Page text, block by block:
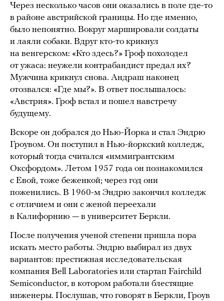
Через несколько часов они оказались в поле где-то
в районе австрийской границы. Но где именно,
было непонятно. Вокруг маршировали солдаты
и лаяли собаки. Вдруг кто-то крикнул
на венгерском: «Кто здесь?» Гроф похолодел
от ужаса: неужели контрабандист предал их?
Мужчина крикнул снова. Андраш наконец
отозвался: «Где мы?». В ответ послышалось:
«Австрия». Гроф встал и пошел навстречу
будущему.
Вскоре он добрался до Нью-Йорка и стал Эндрю
Гроувом. Он поступил в Нью-йоркский колледж,
который тогда считался «иммигрантским
Оксфордом». Летом 1957 года он познакомился
с Евой, тоже беженкой; через год они
поженились. В 1960-м Эндрю закончил колледж
с отличием и они с женой переехали
в Калифорнию — в университет Беркли.
После получения ученой степени пришла пора
искать место работы. Эндрю выбирал из двух
вариантов: престижная исследовательская
компания Bell Laboratories или стартап Fairchild
Semiconductor, в котором работали блестящие
инженеры. Послушав, что говорят в Беркли, Гроув